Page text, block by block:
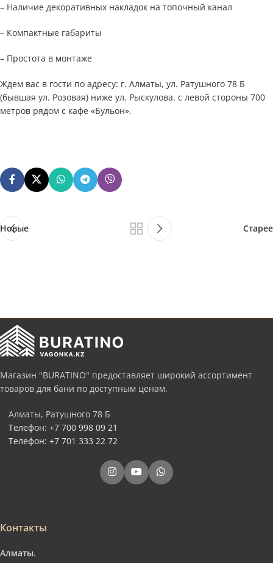
– Наличие декоративных накладок на топочный канал
– Компактные габариты
– Простота в монтаже
Ждем вас в гости по адресу: г. Алматы, ул. Ратушного 78 Б
(бывшая ул. Розовая) ниже ул. Рыскулова. с левой стороны 700
метров рядом с кафе «Бульон».
Новые Старее
Магазин "BURATINO" предоставляет широкий ассортимент
товаров для бани по доступным ценам.
Алматы, Ратушного 78 Б
Телефон: +7 700 998 09 21
Телефон: +7 701 333 22 72
Контакты
Алматы.